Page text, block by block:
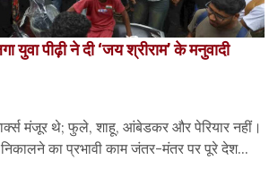
युवा पीढ़ी ने दी ‘जय श्रीराम’ के मनुवादी
मंजूर थे; फुले, शाहू, आंबेडकर और पेरियार नहीं।
का प्रभावी काम जंतर-मंतर पर पूरे देश...